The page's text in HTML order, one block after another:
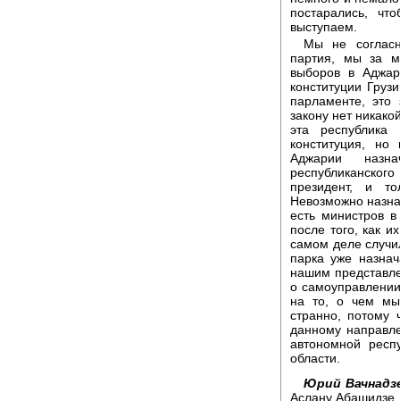
постарались,
выступаем.
Мы не
партия, мы за
выборов в
конституции
парламенте,
закону нет
эта
конституция,
Аджарии
президент, и
Невозможно
есть министров
после того, как
самом деле
парка уже
нашим
о
на то, о чем мы
странно, потому
данному
автономной
области.
Юрий
Аслану Абашидзе,